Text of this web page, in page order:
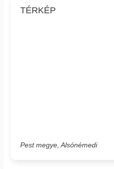
TÉRKÉP
Pest megye, Alsónémedi